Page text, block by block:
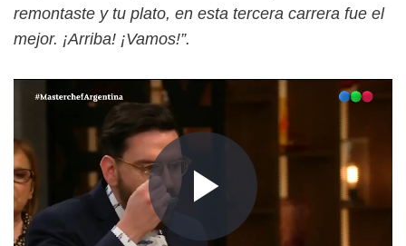
remontaste y tu plato, en esta tercera carrera fue el
mejor. ¡Arriba! ¡Vamos!”.